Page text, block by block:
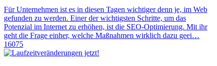
Für Unternehmen ist es in diesen Tagen wichtiger denn je, im Web
gefunden zu werden. Einer der wichtigsten Schritte, um das
Potenzial im Internet zu erhöhen, ist die SEO-Optimierung. Mit ihr
geht die Frage einher, welche Maßnahmen wirklich dazu geei…
16075